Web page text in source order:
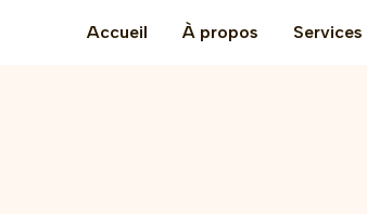
Accueil À propos Services